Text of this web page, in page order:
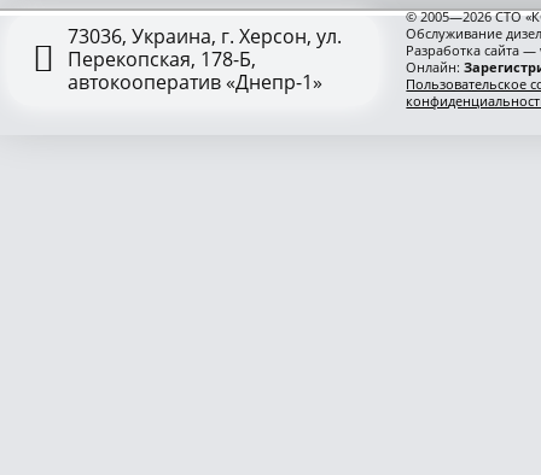
73036, Украина, г. Херсон, ул.
Перекопская, 178-Б,
автокооператив «Днепр-1»
© 2005—2026 СТО
Обслуживание
Разработка сайта
Онлайн:
Пользовательское